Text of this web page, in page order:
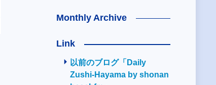
Monthly Archive
Link
以前のブログ「Daily
Zushi-Hayama by shonan